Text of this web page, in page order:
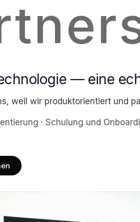
— eine
weil wir produktorientiert und
· Schulung und